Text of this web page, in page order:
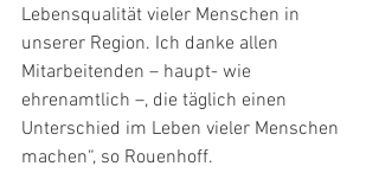
Lebensqualität vieler Menschen in
unserer Region. Ich danke allen
Mitarbeitenden – haupt- wie
ehrenamtlich –, die täglich einen
Unterschied im Leben vieler Menschen
machen“, so Rouenhoff.